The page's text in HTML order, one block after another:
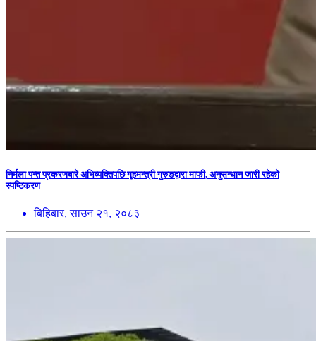
निर्मला पन्त प्रकरणबारे अभिव्यक्तिपछि गृहमन्त्री गुरुङद्वारा माफी, अनुसन्धान जारी रहेको
स्पष्टिकरण
बिहिबार, साउन २१, २०८३